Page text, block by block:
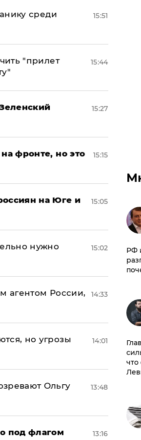
среди
15:51
"прилет
15:44
15:27
фронте, но это
15:15
на Юге и
15:05
нужно
15:02
агентом России,
14:33
но угрозы
14:01
Ольгу
13:48
под флагом
13:16
РФ
что